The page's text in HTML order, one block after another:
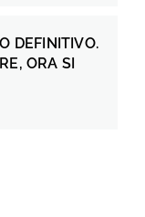
DEFINITIVO.
ORA SI